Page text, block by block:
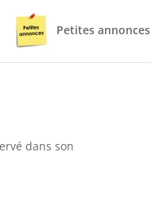
Petites annonces
dans son